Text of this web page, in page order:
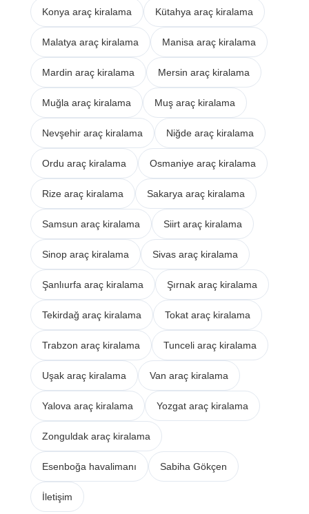
Konya araç kiralama Kütahya araç kiralama
Malatya araç kiralama Manisa araç kiralama
Mardin araç kiralama Mersin araç kiralama
Muğla araç kiralama Muş araç kiralama
Nevşehir araç kiralama Niğde araç kiralama
Ordu araç kiralama Osmaniye araç kiralama
Rize araç kiralama Sakarya araç kiralama
Samsun araç kiralama Siirt araç kiralama
Sinop araç kiralama Sivas araç kiralama
Şanlıurfa araç kiralama Şırnak araç kiralama
Tekirdağ araç kiralama Tokat araç kiralama
Trabzon araç kiralama Tunceli araç kiralama
Uşak araç kiralama Van araç kiralama
Yalova araç kiralama Yozgat araç kiralama
Zonguldak araç kiralama
Esenboğa havalimanı Sabiha Gökçen
İletişim